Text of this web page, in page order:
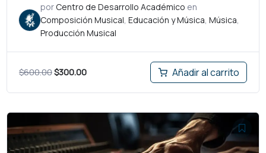
por Centro de Desarrollo Académico en
Composición Musical, Educación y Música, Música,
Producción Musical
$600.00$300.00 Añadir al carrito
precio
original
precio
actual